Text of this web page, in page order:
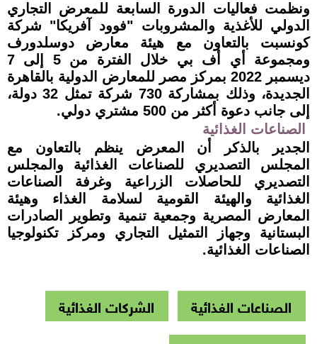
ونظمت فعاليات الدورة السابعة للمعرض التجاري
الدولي للأغذية والمشروبات "فوود آفريكا" شركة
كونسبت بالتعاون مع هيئة معارض دوسلدورف
ومجموعة أي أف بي خلال الفترة من 5 إلى 7
ديسمبر 2022 بمركز مصر للمعارض الدولية بالقاهرة
الجديدة، وذلك بمشاركة 730 شركة تمثل 32 دولة،
إلى جانب دعوة أكثر من 500 مشتري دولي
.
الصناعات الغذائية
الجدير بالذكر أن المعرض ينظم بالتعاون مع
المجلس التصديري للصناعات الغذائية والمجلس
التصديري للحاصلات الزراعية وغرفة الصناعات
الغذائية والهيئة القومية لسلامة الغذاء وهيئة
المعارض المصرية وجمعية تنمية وتطوير الصادرات
البستانية وجهاز التمثيل التجاري ومركز تكنولوجيا
الصناعات الغذائية.
الصناعات الغذائية
الشركات الغذائية